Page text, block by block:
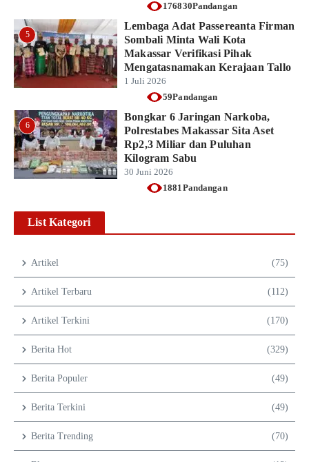
176830Pandangan
5
Lembaga Adat Passereanta Firman
Sombali Minta Wali Kota
Makassar Verifikasi Pihak
Mengatasnamakan Kerajaan Tallo
1 Juli 2026
59Pandangan
6
Bongkar 6 Jaringan Narkoba,
Polrestabes Makassar Sita Aset
Rp2,3 Miliar dan Puluhan
Kilogram Sabu
30 Juni 2026
1881Pandangan
List Kategori
Artikel (75)
Artikel Terbaru (112)
Artikel Terkini (170)
Berita Hot (329)
Berita Populer (49)
Berita Terkini (49)
Berita Trending (70)